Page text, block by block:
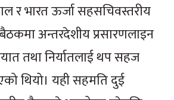
र भारत ऊर्जा सहसचिवस्तरीय
अन्तरदेशीय प्रसारणलाइन
तथा निर्यातलाई थप सहज
थियो। यही सहमति दुई